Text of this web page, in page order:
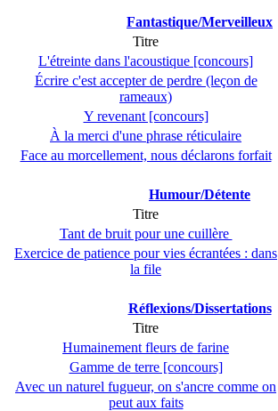
Fantastique/Merveilleux
Titre
L'étreinte dans l'acoustique [concours]
Écrire c'est accepter de perdre (leçon de
rameaux)
Y revenant [concours]
À la merci d'une phrase réticulaire
Face au morcellement, nous déclarons forfait
Humour/Détente
Titre
Tant de bruit pour une cuillère
Exercice de patience pour vies écrantées : dans
la file
Réflexions/Dissertations
Titre
Humainement fleurs de farine
Gamme de terre [concours]
Avec un naturel fugueur, on s'ancre comme on
peut aux faits